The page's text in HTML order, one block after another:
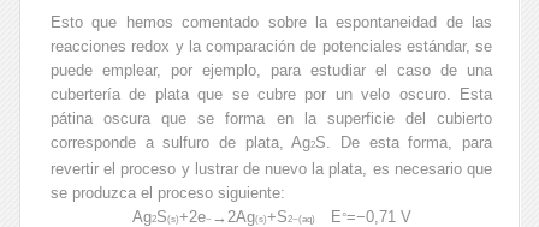
Esto que hemos comentado sobre la espontaneidad de las
reacciones redox y la comparación de potenciales estándar, se
puede emplear, por ejemplo, para estudiar el caso de una
cubertería de plata que se cubre por un velo oscuro. Esta
pátina oscura que se forma en la superficie del cubierto
corresponde a sulfuro de plata, Ag2S. De esta forma, para
revertir el proceso y lustrar de nuevo la plata, es necesario que
se produzca el proceso siguiente:
Ag2S(s)+2e− →2Ag(s)+S2−(aq) E°=−0,71 V